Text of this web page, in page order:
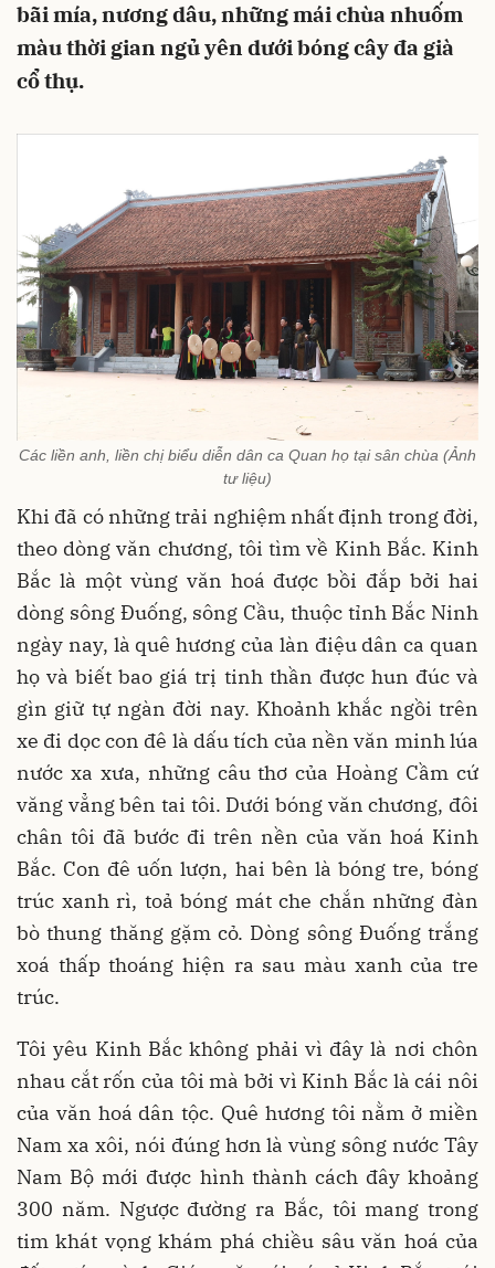
bãi mía, nương dâu, những mái chùa nhuốm
màu thời gian ngủ yên dưới bóng cây đa già
cổ thụ.
Các liền anh, liền chị biểu diễn dân ca Quan họ tại sân chùa (Ảnh
tư liệu)
Khi đã có những trải nghiệm nhất định trong đời,
theo dòng văn chương, tôi tìm về Kinh Bắc. Kinh
Bắc là một vùng văn hoá được bồi đắp bởi hai
dòng sông Đuống, sông Cầu, thuộc tỉnh Bắc Ninh
ngày nay, là quê hương của làn điệu dân ca quan
họ và biết bao giá trị tinh thần được hun đúc và
gìn giữ tự ngàn đời nay. Khoảnh khắc ngồi trên
xe đi dọc con đê là dấu tích của nền văn minh lúa
nước xa xưa, những câu thơ của Hoàng Cầm cứ
văng vẳng bên tai tôi. Dưới bóng văn chương, đôi
chân tôi đã bước đi trên nền của văn hoá Kinh
Bắc. Con đê uốn lượn, hai bên là bóng tre, bóng
trúc xanh rì, toả bóng mát che chắn những đàn
bò thung thăng gặm cỏ. Dòng sông Đuống trắng
xoá thấp thoáng hiện ra sau màu xanh của tre
trúc.
Tôi yêu Kinh Bắc không phải vì đây là nơi chôn
nhau cắt rốn của tôi mà bởi vì Kinh Bắc là cái nôi
của văn hoá dân tộc. Quê hương tôi nằm ở miền
Nam xa xôi, nói đúng hơn là vùng sông nước Tây
Nam Bộ mới được hình thành cách đây khoảng
300 năm. Ngược đường ra Bắc, tôi mang trong
tim khát vọng khám phá chiều sâu văn hoá của